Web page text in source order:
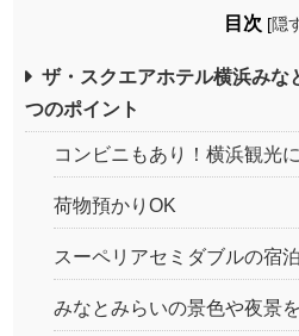
目次 [隠
ザ・スクエアホテル横浜みな
つのポイント
コンビニもあり！横浜観光
荷物預かりOK
スーペリアセミダブルの宿泊
みなとみらいの景色や夜景